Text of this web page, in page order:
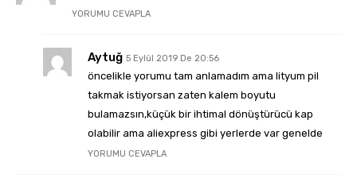
YORUMU CEVAPLA
Aytuğ 5 Eylül 2019 De 20:56
öncelikle yorumu tam anlamadım ama lityum pil
takmak istiyorsan zaten kalem boyutu
bulamazsın,küçük bir ihtimal dönüştürücü kap
olabilir ama aliexpress gibi yerlerde var genelde
YORUMU CEVAPLA